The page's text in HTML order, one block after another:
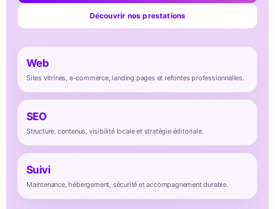
Découvrir nos prestations
Web
Sites vitrines, e-commerce, landing pages et refontes professionnelles.
SEO
Structure, contenus, visibilité locale et stratégie éditoriale.
Suivi
Maintenance, hébergement, sécurité et accompagnement durable.